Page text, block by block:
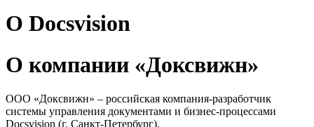
О Docsvision
О компании «Доксвижн»
ООО «Доксвижн» – российская компания-разработчик
системы управления документами и бизнес-процессами
Docsvision (г. Санкт-Петербург).